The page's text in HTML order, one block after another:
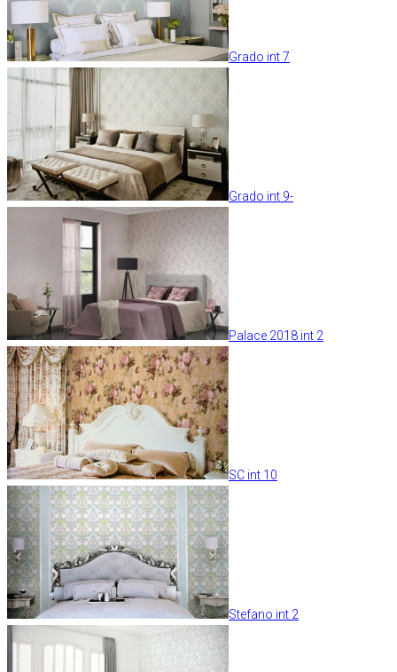
Grado int 7
Grado int 9-
Palace 2018 int 2
SC int 10
Stefano int 2